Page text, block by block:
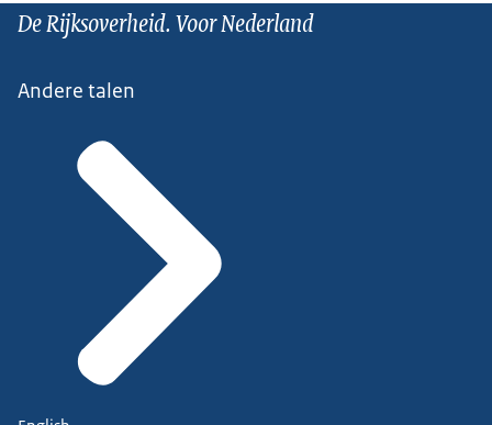
De Rijksoverheid. Voor Nederland
Andere talen